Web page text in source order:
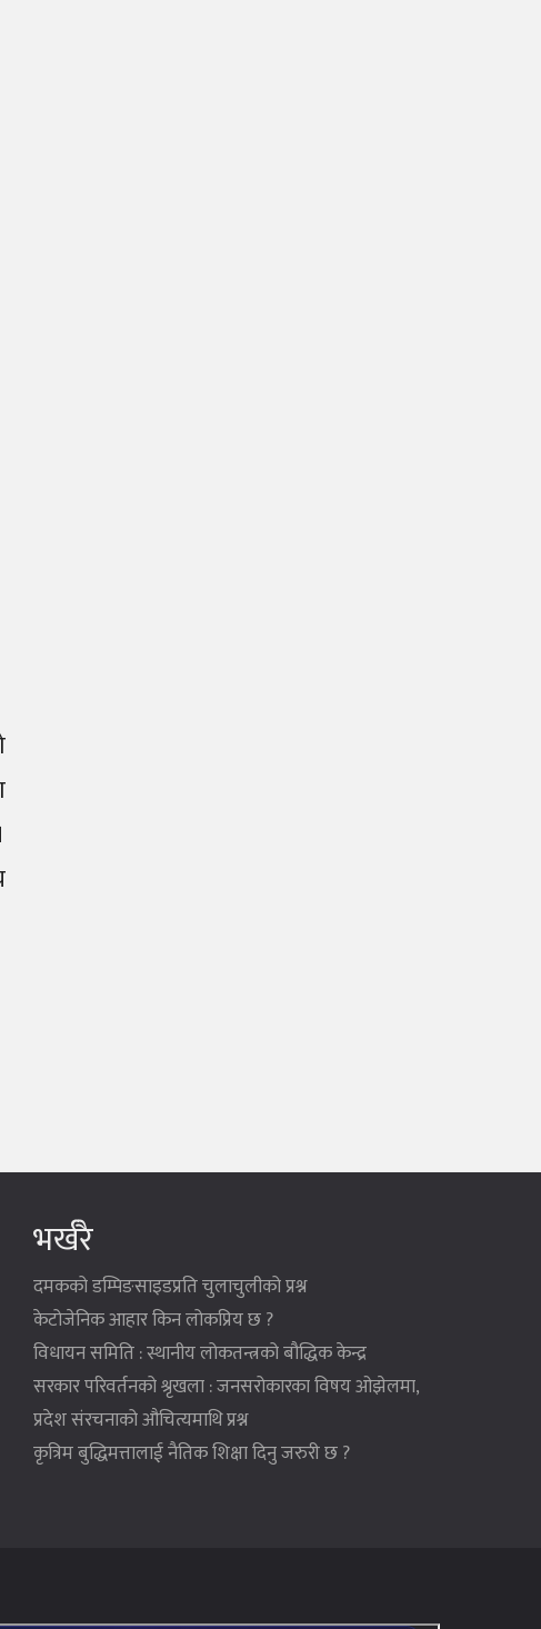
भर्खरै
दमकको डम्पिङसाइडप्रति चुलाचुलीको प्रश्न
केटोजेनिक आहार किन लोकप्रिय छ ?
विधायन समिति : स्थानीय लोकतन्त्रको बौद्धिक केन्द्र
सरकार परिवर्तनको श्रृखला : जनसरोकारका विषय ओझेलमा,
प्रदेश संरचनाको औचित्यमाथि प्रश्न
कृत्रिम बुद्धिमत्तालाई नैतिक शिक्षा दिनु जरुरी छ ?